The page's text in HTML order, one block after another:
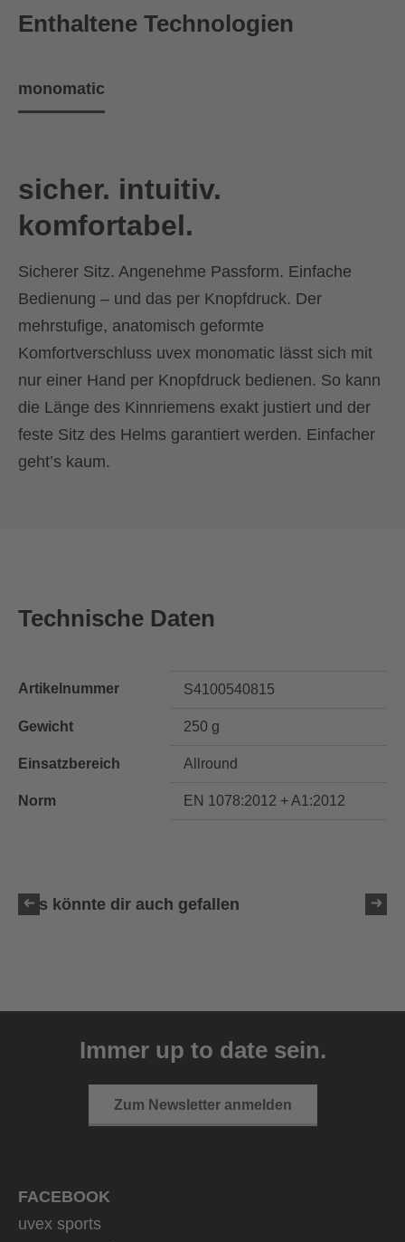
Enthaltene Technologien
monomatic
sicher. intuitiv.
komfortabel.
Sicherer Sitz. Angenehme Passform. Einfache
Bedienung – und das per Knopfdruck. Der
mehrstufige, anatomisch geformte
Komfortverschluss uvex monomatic lässt sich mit
nur einer Hand per Knopfdruck bedienen. So kann
die Länge des Kinnriemens exakt justiert und der
feste Sitz des Helms garantiert werden. Einfacher
geht’s kaum.
Technische Daten
Artikelnummer S4100540815
Gewicht 250 g
Einsatzbereich Allround
Norm EN 1078:2012 + A1:2012
Das könnte dir auch gefallen
1 FarbvariantenImmer up to date sein.
Zum Newsletter anmelden
FACEBOOK
uvex sports